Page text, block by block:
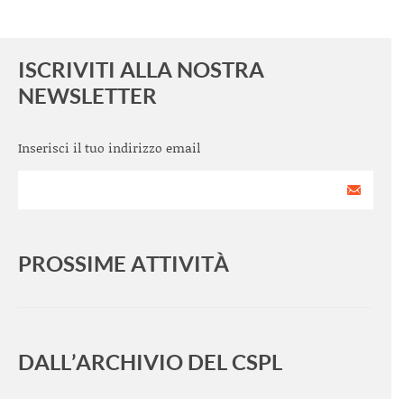
ISCRIVITI ALLA NOSTRA
NEWSLETTER
Inserisci il tuo indirizzo email
PROSSIME ATTIVITÀ
DALL’ARCHIVIO DEL CSPL